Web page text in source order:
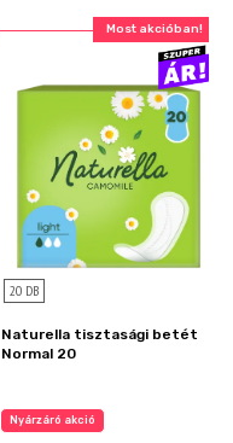
Most akcióban!
20 DB
Naturella tisztasági betét
Normal 20
Nyárzáró akció